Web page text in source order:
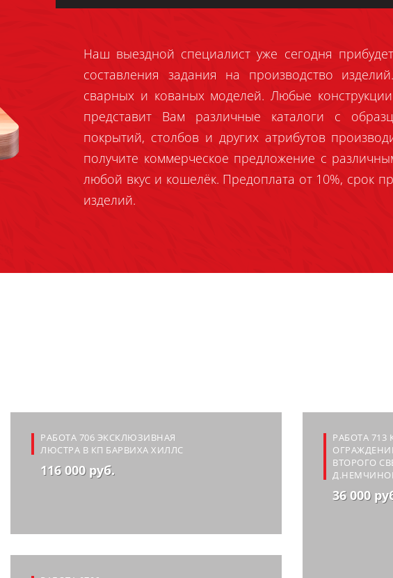
Наш выездной специалист уже сегодня
составления задания на производство
сварных и кованых моделей. Любые
представит Вам различные каталоги с
покрытий, столбов и других атрибутов
получите коммерческое предложение с
любой вкус и кошелёк. Предоплата от 10%, срок
изделий.
РАБОТА 706 ЭКСКЛЮЗИВНАЯ
ЛЮСТРА В КП БАРВИХА ХИЛЛС
116 000 руб.
РАБОТА 713
ВТОРОГО
36 000